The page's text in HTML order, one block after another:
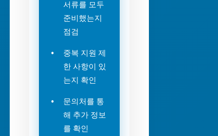
서류를 모두
준비했는지
점검
중복 지원 제
한 사항이 있
는지 확인
문의처를 통
해 추가 정보
를 확인